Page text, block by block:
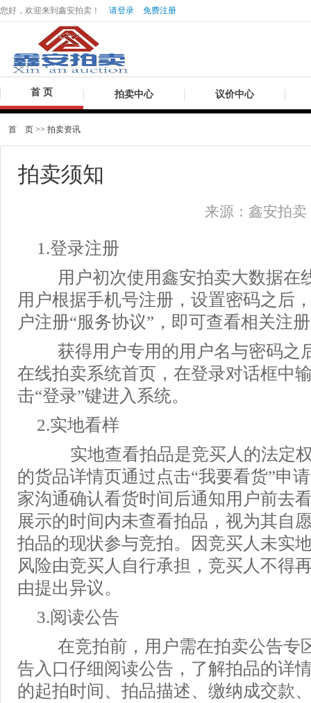
您好，欢迎来到鑫安拍卖！ 请登录 免费注册
首 页 拍卖中心 议价中心
首 页 >> 拍卖资讯
拍卖须知
来源：鑫安拍
1.登录注册
用户初次使用鑫安拍卖大数据在
用户根据手机号注册，设置密码之后
户注册“服务协议”，即可查看相关注
获得用户专用的用户名与密码之
在线拍卖系统首页，在登录对话框中
击“登录”键进入系统。
2.实地看样
实地查看拍品是竞买人的法定权
的货品详情页通过点击“我要看货”申
家沟通确认看货时间后通知用户前去
展示的时间内未查看拍品，视为其自
拍品的现状参与竞拍。因竞买人未实
风险由竞买人自行承担，竞买人不得
由提出异议。
3.阅读公告
在竞拍前，用户需在拍卖公告专
告入口仔细阅读公告，了解拍品的详
的起拍时间、拍品描述、缴纳成交款